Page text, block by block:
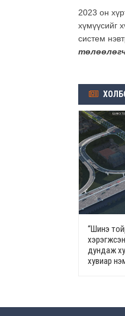
2023 он
хүмүүсийг
систем
“Шинэ
дундаж
хувиар